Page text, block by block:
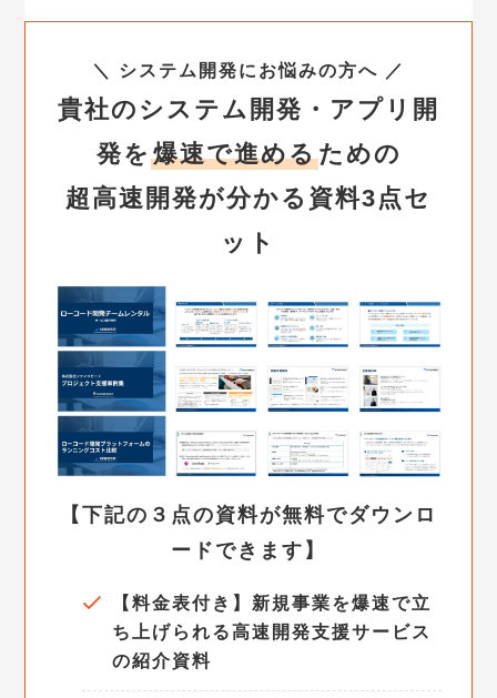
＼ システム開発にお悩みの方へ ／
貴社のシステム開発・アプリ開
発を 爆速で進めるための
超高速開発が分かる資料3点セ
ット
【下記の３点の資料が無料でダウンロ
ードできます】
【料金表付き】新規事業を爆速で立
ち上げられる高速開発支援サービス
の紹介資料